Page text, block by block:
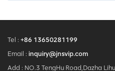
Tel : +86 13650281199
Email : inquiry@jnsvip.com
Add : NO.3 TengHu Road,Dazha